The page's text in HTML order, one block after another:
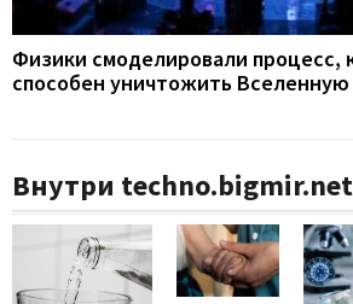
Физики смоделировали процесс,
способен уничтожить Вселенную
Внутри techno.bigmir.net